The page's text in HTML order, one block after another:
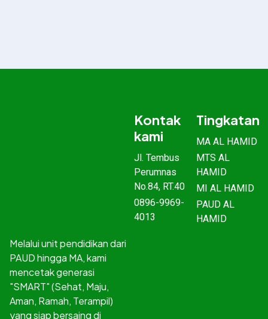
Melalui unit pendidikan dari
PAUD hingga MA, kami
mencetak generasi
"SMART" (Sehat, Maju,
Aman, Ramah, Terampil)
yang siap bersaing di
Kontak
kami
Jl. Tembus
Perumnas
No.84, RT.40
0896-9969-
4013
Tingkatan
MA AL HAMID
MTS AL
HAMID
MI AL HAMID
PAUD AL
HAMID